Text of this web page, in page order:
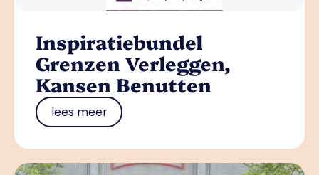
Inspiratiebundel
Grenzen Verleggen,
Kansen Benutten
lees meer